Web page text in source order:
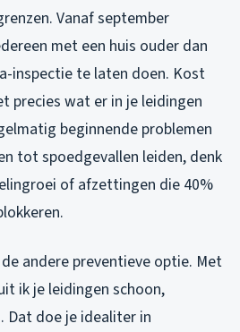
Vanaf september
met een huis ouder dan
inspectie te laten doen. Kost
precies wat er in je leidingen
beginnende problemen
tot spoedgevallen leiden, denk
of afzettingen die 40%
andere preventieve optie. Met
ik je leidingen schoon,
Dat doe je idealiter in